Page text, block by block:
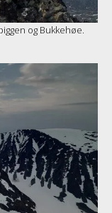
og Bukkehøe.